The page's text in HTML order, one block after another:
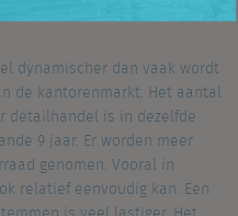
dynamischer dan vaak wordt
de kantorenmarkt. Het aantal
detailhandel is in dezelfde
9 jaar. Er worden meer
genomen. Vooral in
relatief eenvoudig kan. Een